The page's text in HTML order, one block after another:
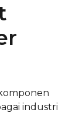
industri